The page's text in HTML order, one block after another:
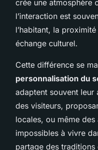
crée une atmosphère
l’interaction est
l’habitant, la
échange culturel.
Cette différence se
personnalisation du
adaptent souvent leur
des visiteurs,
locales, ou même
impossibles à vivre
partage des